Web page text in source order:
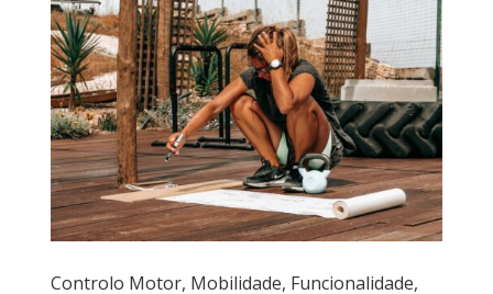
Controlo Motor, Mobilidade, Funcionalidade,